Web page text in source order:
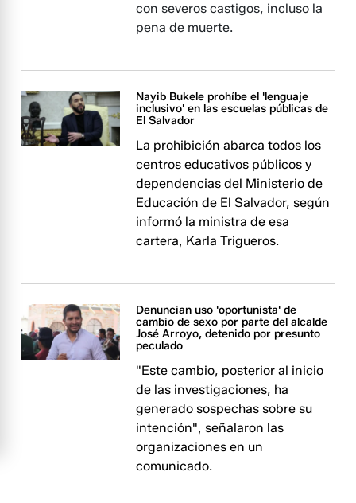
con severos castigos, incluso la
pena de muerte.
Nayib Bukele prohíbe el 'lenguaje
inclusivo' en las escuelas públicas de
El Salvador
La prohibición abarca todos los
centros educativos públicos y
dependencias del Ministerio de
Educación de El Salvador, según
informó la ministra de esa
cartera, Karla Trigueros.
Denuncian uso 'oportunista' de
cambio de sexo por parte del alcalde
José Arroyo, detenido por presunto
peculado
"Este cambio, posterior al inicio
de las investigaciones, ha
generado sospechas sobre su
intención", señalaron las
organizaciones en un
comunicado.